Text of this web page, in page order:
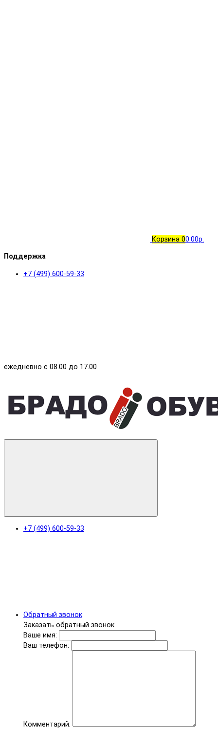
Корзина 00.00р.
Поддержка
+7 (499) 600-59-33
ежедневно с 08.00 до 17.00
+7 (499) 600-59-33
Обратный звонок
Заказать обратный звонок
Ваше имя:
Ваш телефон:
Комментарий: